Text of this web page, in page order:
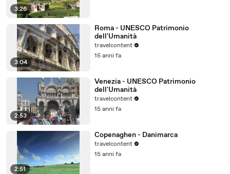
3:26
3:04
Roma - UNESCO Patrimonio
dell'Umanità
travelcontent
15 anni fa
2:53
Venezia - UNESCO Patrimonio
dell'Umanità
travelcontent
15 anni fa
2:51
Copenaghen - Danimarca
travelcontent
15 anni fa